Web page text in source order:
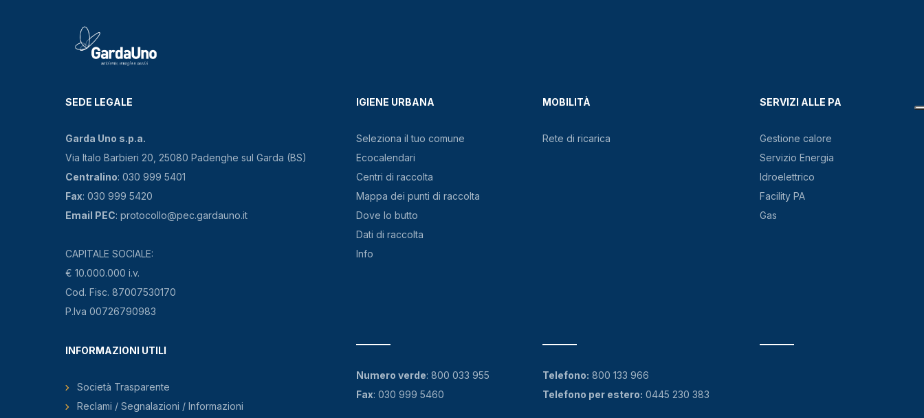
SEDE LEGALE
Garda Uno s.p.a.
Via Italo Barbieri 20, 25080 Padenghe sul Garda (BS)
Centralino: 030 999 5401
Fax: 030 999 5420
Email PEC: protocollo@pec.gardauno.it
CAPITALE SOCIALE:
€ 10.000.000 i.v.
Cod. Fisc. 87007530170
P.Iva 00726790983
IGIENE URBANA
Seleziona il tuo comune
Ecocalendari
Centri di raccolta
Mappa dei punti di raccolta
Dove lo butto
Dati di raccolta
Info
MOBILITÀ
Rete di ricarica
SERVIZI ALLE PA
Gestione calore
Servizio Energia
Idroelettrico
Facility PA
Gas
INFORMAZIONI UTILI
Società Trasparente
Reclami / Segnalazioni / Informazioni
Numero verde:800 033 955
Fax: 030 999 5460
Telefono: 800 133 966
Telefono per estero: 0445 230 383